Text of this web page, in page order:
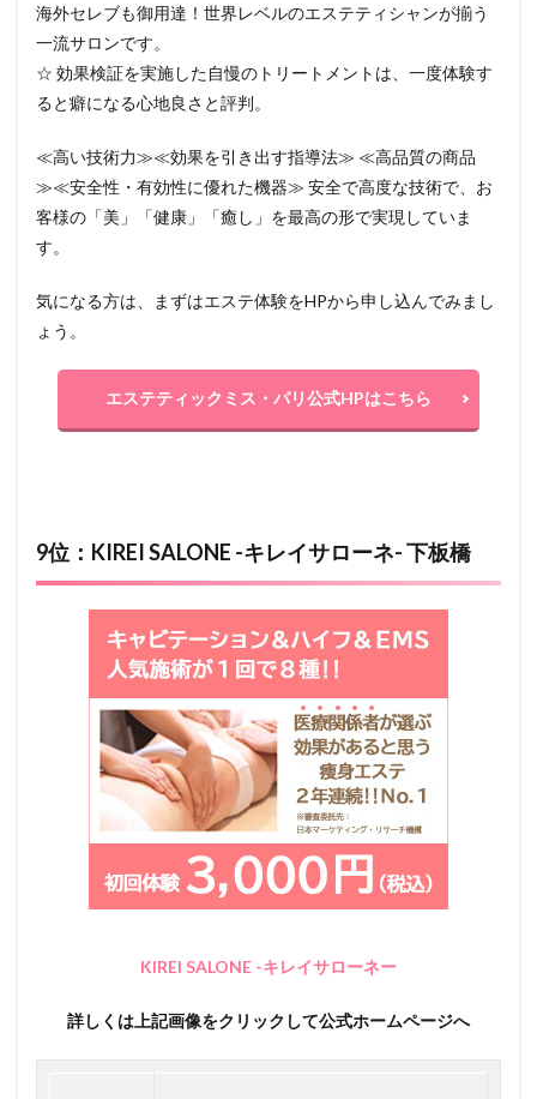
海外セレブも御用達！世界レベルのエステティシャンが揃う
一流サロンです。
☆ 効果検証を実施した自慢のトリートメントは、一度体験す
ると癖になる心地良さと評判。
≪高い技術力≫≪効果を引き出す指導法≫ ≪高品質の商品
≫≪安全性・有効性に優れた機器≫ 安全で高度な技術で、お
客様の「美」「健康」「癒し」を最高の形で実現していま
す。
気になる方は、まずはエステ体験をHPから申し込んでみまし
ょう。
エステティックミス・パリ公式HPはこちら
9位：KIREI SALONE -キレイサローネ- 下板橋
KIREI SALONE -キレイサローネー
詳しくは上記画像をクリックして公式ホームページへ